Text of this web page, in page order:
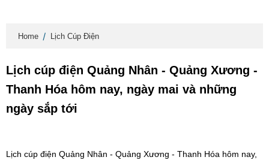
Home Lịch Cúp Điện
Lịch cúp điện Quảng Nhân - Quảng Xương -
Thanh Hóa hôm nay, ngày mai và những
ngày sắp tới
Lịch cúp điện Quảng Nhân - Quảng Xương - Thanh Hóa hôm nay,